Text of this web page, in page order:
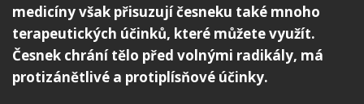
medicíny však přisuzují česneku také mnoho
terapeutických účinků, které můžete využít.
Česnek chrání tělo před volnými radikály, má
protizánětlivé a protiplísňové účinky.